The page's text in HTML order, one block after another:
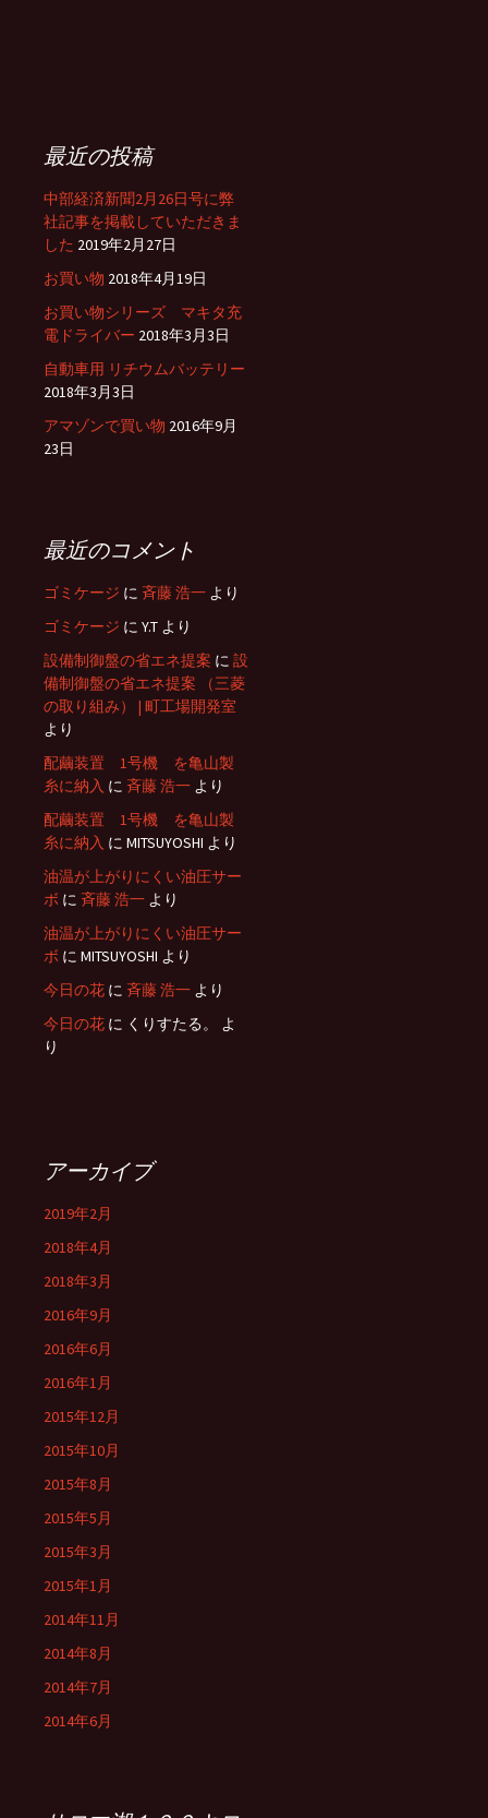
最近の投稿
中部経済新聞2月26日号に弊
社記事を掲載していただきま
した 2019年2月27日
お買い物 2018年4月19日
お買い物シリーズ マキタ充
電ドライバー 2018年3月3日
自動車用 リチウムバッテリー
2018年3月3日
アマゾンで買い物 2016年9月
23日
最近のコメント
ゴミケージ に 斉藤 浩一 より
ゴミケージ に Y.T より
設備制御盤の省エネ提案 に 設
備制御盤の省エネ提案 （三菱
の取り組み） | 町工場開発室
より
配繭装置 1号機 を亀山製
糸に納入 に 斉藤 浩一 より
配繭装置 1号機 を亀山製
糸に納入 に MITSUYOSHI より
油温が上がりにくい油圧サー
ボ に 斉藤 浩一 より
油温が上がりにくい油圧サー
ボ に MITSUYOSHI より
今日の花 に 斉藤 浩一 より
今日の花 に くりすたる。
よ
り
アーカイブ
2019年2月
2018年4月
2018年3月
2016年9月
2016年6月
2016年1月
2015年12月
2015年10月
2015年8月
2015年5月
2015年3月
2015年1月
2014年11月
2014年8月
2014年7月
2014年6月